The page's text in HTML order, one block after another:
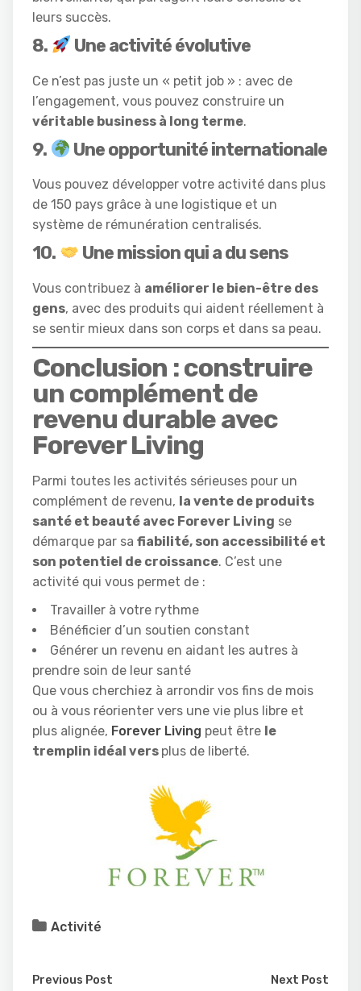
leurs succès.
8. Une activité évolutive
Ce n’est pas juste un « petit job » : avec de
l’engagement, vous pouvez construire un
véritable business à long terme.
9. Une opportunité internationale
Vous pouvez développer votre activité dans plus
de 150 pays grâce à une logistique et un
système de rémunération centralisés.
10. Une mission qui a du sens
Vous contribuez à améliorer le bien-être des
gens, avec des produits qui aident réellement à
se sentir mieux dans son corps et dans sa peau.
Conclusion : construire
un complément de
revenu durable avec
Forever Living
Parmi toutes les activités sérieuses pour un
complément de revenu, la vente de produits
santé et beauté avec Forever Living se
démarque par sa fiabilité, son accessibilité et
son potentiel de croissance. C’est une
activité qui vous permet de :
Travailler à votre rythme
Bénéficier d’un soutien constant
Générer un revenu en aidant les autres à
prendre soin de leur santé
Que vous cherchiez à arrondir vos fins de mois
ou à vous réorienter vers une vie plus libre et
plus alignée, Forever Living peut être le
tremplin idéal vers plus de liberté.
Activité
Previous Post Next Post